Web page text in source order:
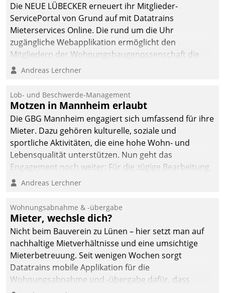
Die NEUE LÜBECKER erneuert ihr Mitglieder-
ServicePortal von Grund auf mit Datatrains
Mieterservices Online. Die rund um die Uhr
zugängliche Webapplikation ermöglicht den
Mitgliedern der Wohnungs­bau­genossenschaft die
Kontaktaufnahme per Smartphone, Tablet oder PC.
Andreas Lerchner
Lob- und Beschwerde-Management
Motzen in Mannheim erlaubt
Die GBG Mannheim engagiert sich umfassend für ihre
Mieter. Dazu gehören kulturelle, soziale und
sportliche Aktivitäten, die eine hohe Wohn- und
Lebensqualität unterstützen. Nun geht das
Engagement noch weiter: Für die zügige Bearbeitung
von Beschwerden – oder Lob – richtet das
und Beschwerde-Management einen eigenen Kanal
ein.
Andreas Lerchner
Wohnungsabnahme & -übergabe
Mieter, wechsle dich?
Nicht beim Bauverein zu Lünen – hier setzt man auf
nachhaltige Mietverhältnisse und eine umsichtige
Mieterbetreuung. Seit wenigen Wochen sorgt
Datatrains mobile Applikation für die
Wohnungsabnahme und -übergabe dafür, dass